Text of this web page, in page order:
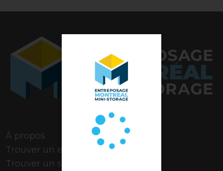
À propos
Trouver un espace
Trouver un stationnement